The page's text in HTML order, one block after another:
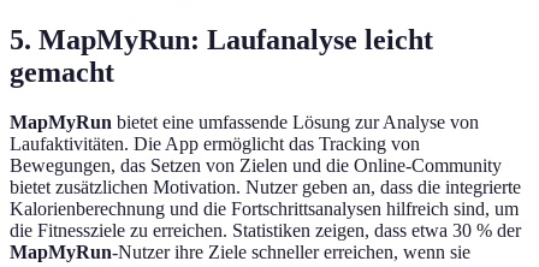
5. MapMyRun: Laufanalyse leicht
gemacht
MapMyRun bietet eine umfassende Lösung zur Analyse von
Laufaktivitäten. Die App ermöglicht das Tracking von
Bewegungen, das Setzen von Zielen und die Online-Community
bietet zusätzlichen Motivation. Nutzer geben an, dass die integrierte
Kalorienberechnung und die Fortschrittsanalysen hilfreich sind, um
die Fitnessziele zu erreichen. Statistiken zeigen, dass etwa 30 % der
MapMyRun-Nutzer ihre Ziele schneller erreichen, wenn sie